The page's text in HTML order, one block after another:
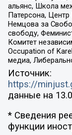
альянс, Школа
Патерсона,
Немцова за
свободу,
Комитет
Occupation of
медиа,
Источник:
https://
данные на
* Сведения
функции